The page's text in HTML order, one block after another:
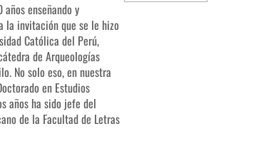
enseñando y
la invitación que se le hizo
Católica del Perú,
de Arqueologías
No solo eso, en nuestra
en Estudios
años ha sido jefe del
de la Facultad de Letras